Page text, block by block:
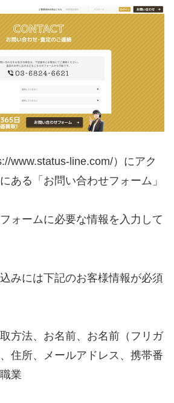
www.status-line.com/）にアク
ある「お問い合わせフォーム」
ォームに必要な情報を入力して
みには下記のお客様情報が必須
方法、お名前、お名前（フリガ
住所、メールアドレス、携帯番
業